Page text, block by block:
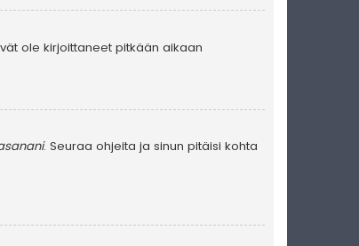
ole kirjoittaneet pitkään aikaan
. Seuraa ohjeita ja sinun pitäisi kohta